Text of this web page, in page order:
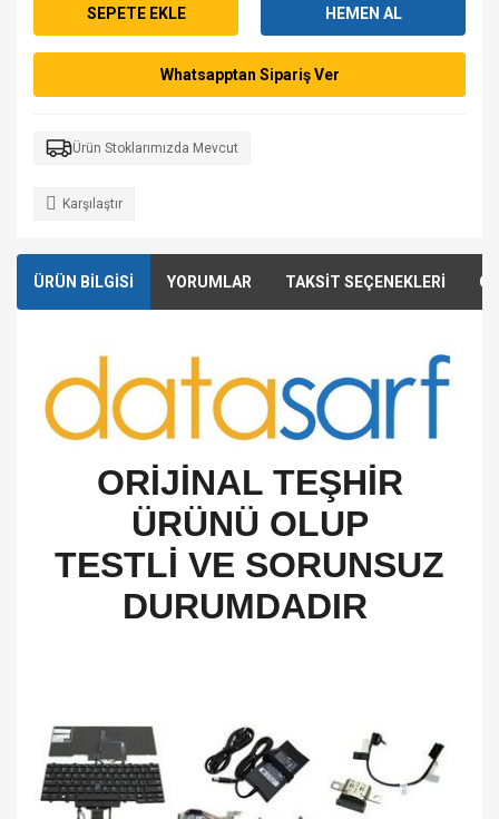
SEPETE EKLE HEMEN AL
Whatsapptan Sipariş Ver
Ürün Stoklarımızda Mevcut
Karşılaştır
ÜRÜN BİLGİSİ YORUMLAR TAKSİT SEÇENEKLERİ
ORİJİNAL TEŞHİR
ÜRÜNÜ OLUP
TESTLİ VE SORUNSUZ
DURUMDADIR